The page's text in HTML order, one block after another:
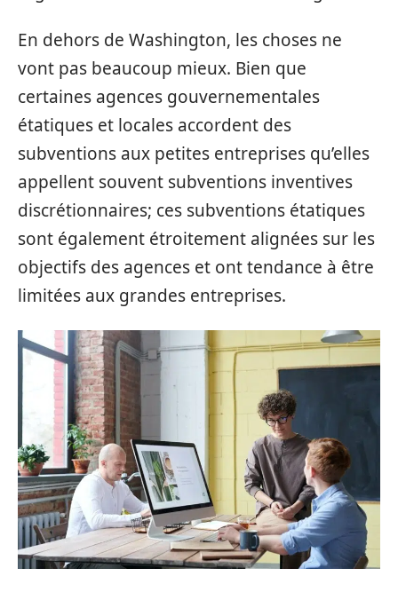
En dehors de Washington, les choses ne
vont pas beaucoup mieux. Bien que
certaines agences gouvernementales
étatiques et locales accordent des
subventions aux petites entreprises qu’elles
appellent souvent subventions inventives
discrétionnaires; ces subventions étatiques
sont également étroitement alignées sur les
objectifs des agences et ont tendance à être
limitées aux grandes entreprises.